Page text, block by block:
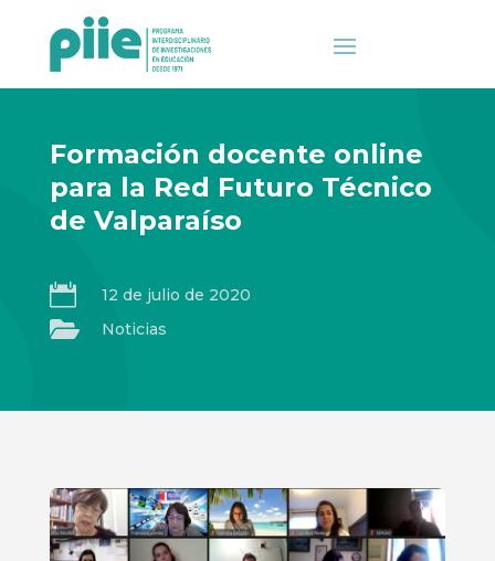
Formación docente online
para la Red Futuro Técnico
de Valparaíso
 12 de julio de 2020
 Noticias